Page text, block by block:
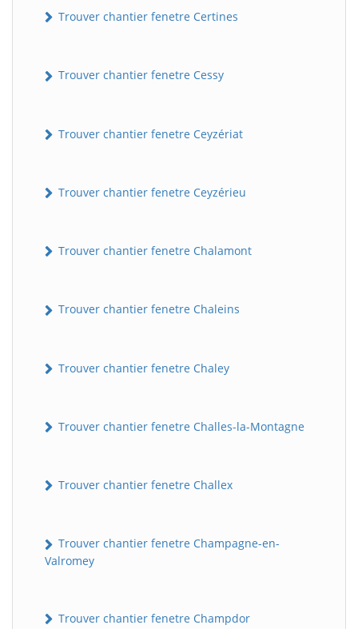
Trouver chantier fenetre Certines
Trouver chantier fenetre Cessy
Trouver chantier fenetre Ceyzériat
Trouver chantier fenetre Ceyzérieu
Trouver chantier fenetre Chalamont
Trouver chantier fenetre Chaleins
Trouver chantier fenetre Chaley
Trouver chantier fenetre Challes-la-Montagne
Trouver chantier fenetre Challex
Trouver chantier fenetre Champagne-en-
Valromey
Trouver chantier fenetre Champdor